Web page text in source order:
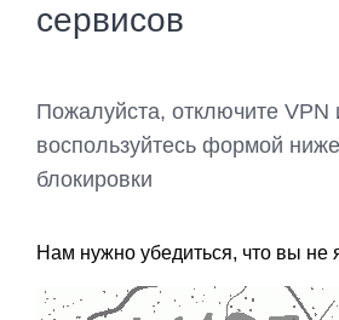
сервисов
Пожалуйста, отключите VPN
воспользуйтесь формой
блокировки
Нам нужно убедиться, что вы не